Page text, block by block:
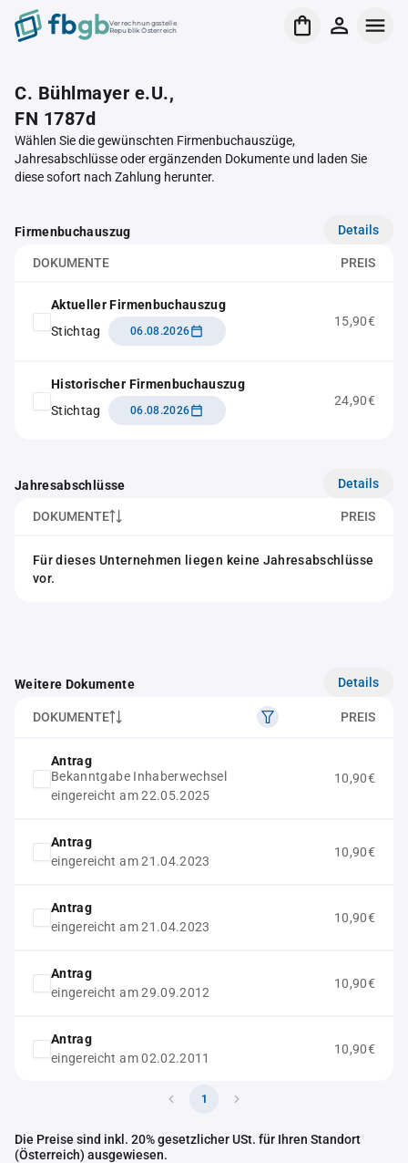
Verrechnungsstelle
Republik Österreich
C. Bühlmayer e.U.,
FN 1787d
Wählen Sie die gewünschten Firmenbuchauszüge,
Jahresabschlüsse oder ergänzenden Dokumente und laden Sie
diese sofort nach Zahlung herunter.
Firmenbuchauszug Details
DOKUMENTE PREIS
Aktueller Firmenbuchauszug
Stichtag
06.08.2026
15,90€
Historischer Firmenbuchauszug
Stichtag
06.08.2026
24,90€
Jahresabschlüsse Details
DOKUMENTE PREIS
Für dieses Unternehmen liegen keine Jahresabschlüsse
vor.
Weitere Dokumente Details
DOKUMENTE PREIS
Antrag
Bekanntgabe Inhaberwechsel
eingereicht am 22.05.2025
10,90€
Antrag
eingereicht am 21.04.2023
10,90€
Antrag
eingereicht am 21.04.2023
10,90€
Antrag
eingereicht am 29.09.2012
10,90€
Antrag
eingereicht am 02.02.2011
10,90€
1
Die Preise sind inkl. 20% gesetzlicher USt. für Ihren Standort
(Österreich) ausgewiesen.